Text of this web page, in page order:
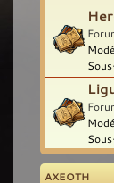
AXEOTH